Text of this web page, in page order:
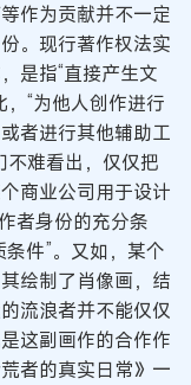
作为贡献并不一定
。现行著作权法实
是指“直接产生文
“为他人创作进行
者进行其他辅助工
不难看出，仅仅把
商业公司用于设计
者身份的充分条
件”。又如，某个
绘制了肖像画，结
流浪者并不能仅仅
这副画作的合作作
者的真实日常》一